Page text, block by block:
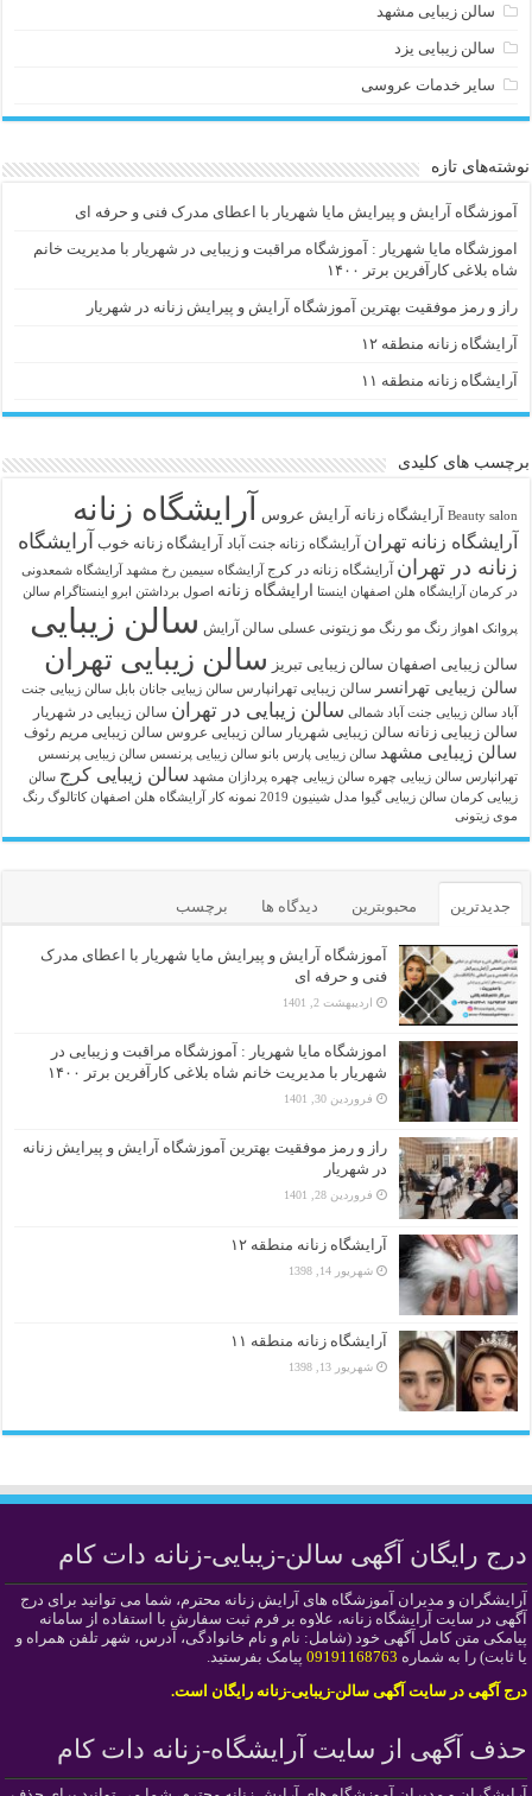
سالن زیبایی مشهد
سالن زیبایی یزد
سایر خدمات عروسی
نوشته‌های تازه
آموزشگاه آرایش و پیرایش مایا شهریار با اعطای مدرک فنی و حرفه ای
اموزشگاه مایا شهریار : آموزشگاه مراقبت و زیبایی در شهریار با مدیریت خانم
شاه بلاغی کارآفرین برتر ۱۴۰۰
راز و رمز موفقیت بهترین آموزشگاه آرایش و پیرایش زنانه در شهریار
آرایشگاه زنانه منطقه ۱۲
آرایشگاه زنانه منطقه ۱۱
برچسب های کلیدی
Beauty salon آرايشگاه زنانه آرایش عروس آرایشگاه زنانه
آرایشگاه زنانه تهران آرایشگاه زنانه جنت آباد آرایشگاه زنانه خوب آرایشگاه
زنانه در تهران آرایشگاه زنانه در کرج آرایشگاه سیمین رخ مشهد
آرایشگاه شمعدونی
در کرمان آرایشگاه هلن اصفهان اینستا ارایشگاه زنانه اصول برداشتن ابرو اینستاگرام سالن
پروانک اهواز رنگ مو رنگ مو زیتونی عسلی سالن آرایش سالن زیبایی
سالن زیبایی اصفهان سالن زیبایی تبریز سالن زیبایی تهران
سالن زیبایی تهرانسر سالن زیبایی تهرانپارس سالن زیبایی جانان بابل سالن زیبایی جنت
آباد سالن زیبایی جنت آباد شمالی سالن زیبایی در تهران سالن زیبایی در شهریار
سالن زیبایی زنانه سالن زیبایی شهریار سالن زیبایی عروس سالن زیبایی مریم رئوف
سالن زیبایی مشهد سالن زیبایی پارس بانو سالن زیبایی پرنسس سالن زیبایی پرنسس
تهرانپارس سالن زیبایی چهره سالن زیبایی چهره پردازان مشهد سالن زیبایی کرج سالن
زیبایی کرمان سالن زیبایی گیوا مدل شینیون 2019 نمونه کار آرایشگاه هلن اصفهان کاتالوگ رنگ
موی زیتونی
جدیدترین محبوبترین دیدگاه ها برچسب
آموزشگاه آرایش و پیرایش مایا شهریار با اعطای مدرک
فنی و حرفه ای
اردیبهشت 2, 1401
اموزشگاه مایا شهریار : آموزشگاه مراقبت و زیبایی در
شهریار با مدیریت خانم شاه بلاغی کارآفرین برتر ۱۴۰۰
فروردین 30, 1401
راز و رمز موفقیت بهترین آموزشگاه آرایش و پیرایش زنانه
در شهریار
فروردین 28, 1401
آرایشگاه زنانه منطقه ۱۲
شهریور 14, 1398
آرایشگاه زنانه منطقه ۱۱
شهریور 13, 1398
درج رایگان آگهی سالن-زیبایی-زنانه دات کام
آرایشگران و مدیران آموزشگاه های آرایش زنانه محترم، شما می توانید برای درج
آگهی در سایت آرایشگاه زنانه، علاوه بر فرم ثبت سفارش با استفاده از سامانه
پیامکی متن کامل آگهی خود (شامل: نام و نام خانوادگی، آدرس، شهر تلفن همراه و
یا ثابت) را به شماره 09191168763 پیامک بفرستید.
درج آگهی در سایت آگهی سالن-زیبایی-زنانه رایگان است.
حذف آگهی از سایت آرایشگاه-زنانه دات کام